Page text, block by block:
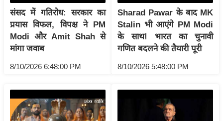
खे
ल
क्रि
ट
P
L
संसद में गतिरोध: सरकार का
प्रयास विफल, विपक्ष ने PM
Modi और Amit Shah से
मांगा जवाब
8/10/2026 6:48:00 PM
Sharad Pawar के बाद MK
Stalin भी आएंगे PM Modi
के साथ! भारत का चुनावी
गणित बदलने की तैयारी पूरी
8/10/2026 5:48:00 PM